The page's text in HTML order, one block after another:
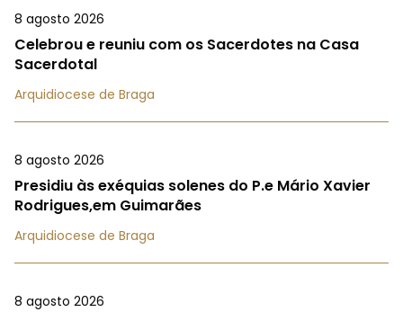
8 agosto 2026
Celebrou e reuniu com os Sacerdotes na Casa
Sacerdotal
Arquidiocese de Braga
8 agosto 2026
Presidiu às exéquias solenes do P.e Mário Xavier
Rodrigues,em Guimarães
Arquidiocese de Braga
8 agosto 2026